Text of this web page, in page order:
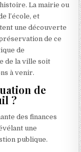
La mairie ou
l’école, et
une découverte
de ce
de
de la ville soit
à venir.
de
?
des finances
une
publique.